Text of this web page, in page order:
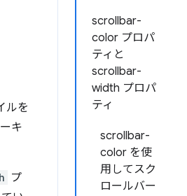
scrollbar-
color プロパ
ティと
scrollbar-
width プロパ
ティ
scrollbar-
color を使
用してスク
ロールバー
ルを
キ
プ